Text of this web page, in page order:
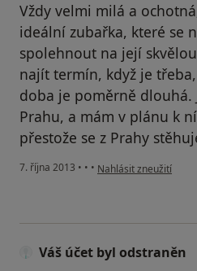
Vždy velmi milá a
ideální zubařka, které se
spolehnout na její
najít termín, když je
doba je poměrně dlouhá.
Prahu, a mám v plánu k
přestože se z Prahy
7. října 2013 • • • podle názoru
Nahlásit zneužití
Váš účet byl odstraněn